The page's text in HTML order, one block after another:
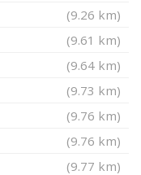
(9.26 km)
(9.61 km)
(9.64 km)
(9.73 km)
(9.76 km)
(9.76 km)
(9.77 km)